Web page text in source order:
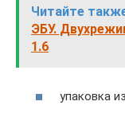
Читайте
ЭБУ.
1.6
упаковка